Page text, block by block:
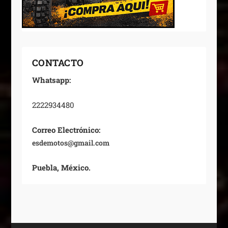
CONTACTO
Whatsapp:
2222934480
Correo Electrónico:
esdemotos@gmail.com
Puebla, México.